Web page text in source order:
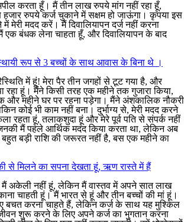
करता हूँ। मैं तीन लाख रुपये मांग नहीं रहा हूँ,
रुपये कर्ज चुकाने में सक्षम हो जाऊंगा। कृपया इस
मेरी मदद करें। मैं दिवालियापन दर्ज नहीं करना
एक बंधक लेना चाहता हूँ, और दिवालियापन के बाद
रूप से 3 बच्चों के साथ आवास के बिना थे ।
में हूं! मेरा पैर तीन जगहों से टूट गया है, और
रहा हूं। मैंने किसी तरह एक महीने तक गुजारा किया,
महीने घर पर रहना पड़ेगा। मैंने अंशकालिक नौकरी
कोई भी काम नहीं बना। दुर्भाग्य से, मेरी मदद करने
रहता हूं, तलाकशुदा हूं और मेरे पूर्व पति से संपर्क नहीं
मैं पहले आर्थिक मदद किया करता था, लेकिन अब
बड़ी राशि की जरूरत नहीं है, बस एक महीने का
से मिलने का सपना देखता हूं, ऋण रास्ते में हैं
अकेली नहीं हूं, लेकिन मैं वास्तव में अपने सात लाख
चाहती हूं। मैं भारत से हूं और तीन बच्चों की मां हूं।
बचत करना चाहते हैं, लेकिन कर्ज के साथ यह मुश्किल
शुरू करने के लिए अपने कर्ज का भुगतान करना